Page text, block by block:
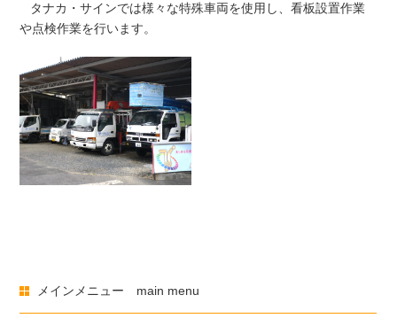
タナカ・サインでは様々な特殊車両を使用し、看板設置作業
や点検作業を行います。
メインメニュー main menu